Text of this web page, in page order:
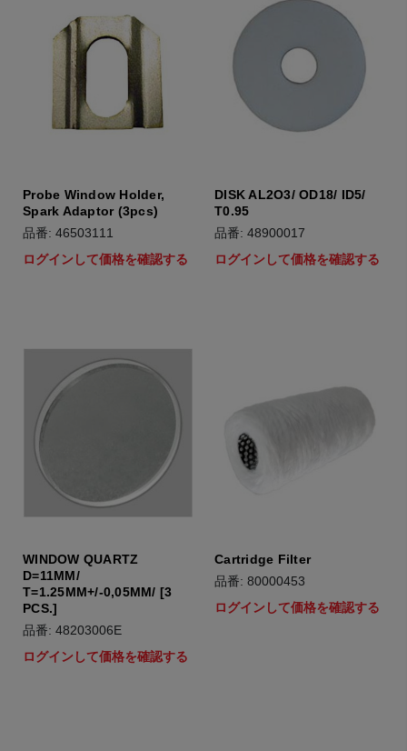
Probe Window Holder,
Spark Adaptor (3pcs)
品番: 46503111
ログインして価格を確認する
DISK AL2O3/ OD18/ ID5/
T0.95
品番: 48900017
ログインして価格を確認する
WINDOW QUARTZ
D=11MM/
T=1.25MM+/-0,05MM/ [3
PCS.]
品番: 48203006E
ログインして価格を確認する
Cartridge Filter
品番: 80000453
ログインして価格を確認する